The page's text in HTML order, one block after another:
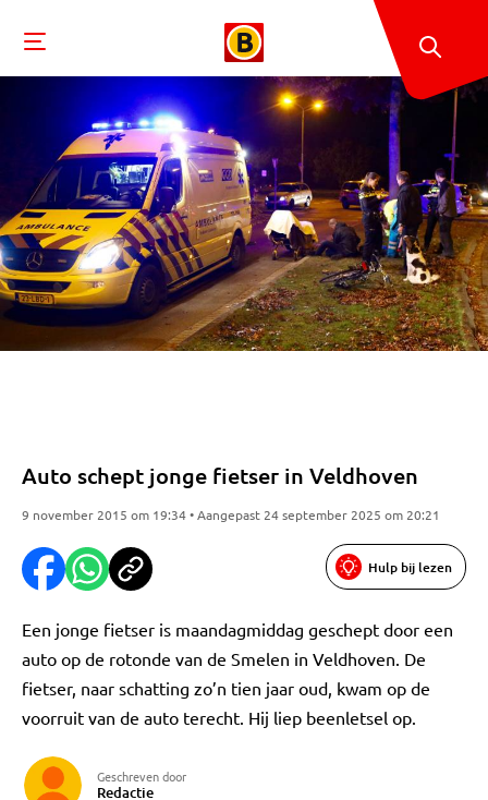
Auto schept jonge fietser in Veldhoven
9 november 2015 om 19:34 • Aangepast 24 september 2025 om 20:21
Hulp bij lezen
Een jonge fietser is maandagmiddag geschept door een
auto op de rotonde van de Smelen in Veldhoven. De
fietser, naar schatting zo’n tien jaar oud, kwam op de
voorruit van de auto terecht. Hij liep beenletsel op.
Geschreven door
Redactie